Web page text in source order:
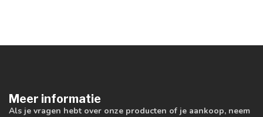
Meer informatie
Als je vragen hebt over onze producten of je aankoop, neem